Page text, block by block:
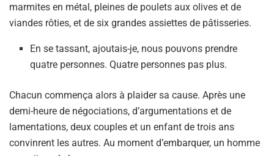
marmites en métal, pleines de poulets aux olives et de
viandes rôties, et de six grandes assiettes de pâtisseries.
En se tassant, ajoutais-je, nous pouvons prendre
quatre personnes. Quatre personnes pas plus.
Chacun commença alors à plaider sa cause. Après une
demi-heure de négociations, d’argumentations et de
lamentations, deux couples et un enfant de trois ans
convinrent les autres. Au moment d’embarquer, un homme